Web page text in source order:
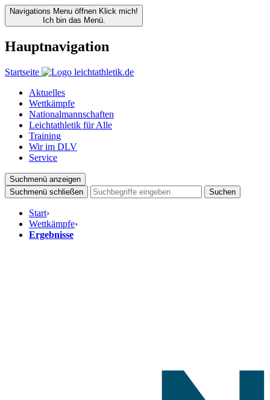
Navigations Menu öffnen Klick mich!
Ich bin das Menü.
Hauptnavigation
Startseite
Aktuelles
Wettkämpfe
Nationalmannschaften
Leichtathletik für Alle
Training
Wir im DLV
Service
Suchmenü anzeigen
Suchmenü schließen
Suchen
Start›
Wettkämpfe›
Ergebnisse